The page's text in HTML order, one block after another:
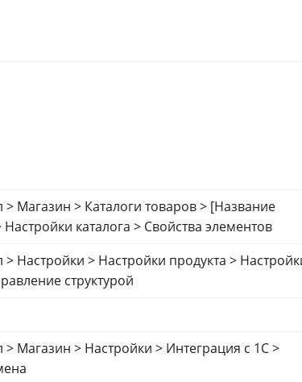
> Магазин > Каталоги товаров > [Название
каталога > Свойства элементов
> Настройки > Настройки продукта >
структурой
> Магазин > Настройки > Интеграция с 1С >